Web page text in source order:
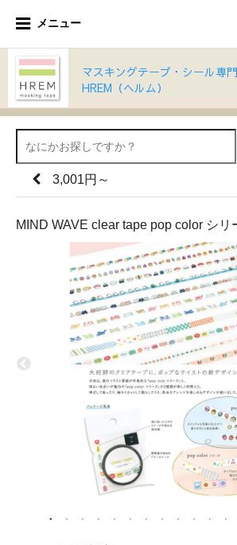
メニュー
マスキングテープ・シール専
HREM（ヘルム）
3,001円～
MIND WAVE clear tape pop color シリ